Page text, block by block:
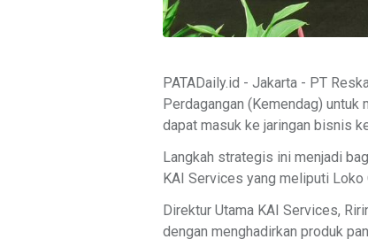
PATADaily.id - Jakarta - PT
Perdagangan (Kemendag)
dapat masuk ke jaringan bisnis
Langkah strategis ini menjadi
KAI Services yang meliputi Loko
Direktur Utama KAI Services,
dengan menghadirkan produk